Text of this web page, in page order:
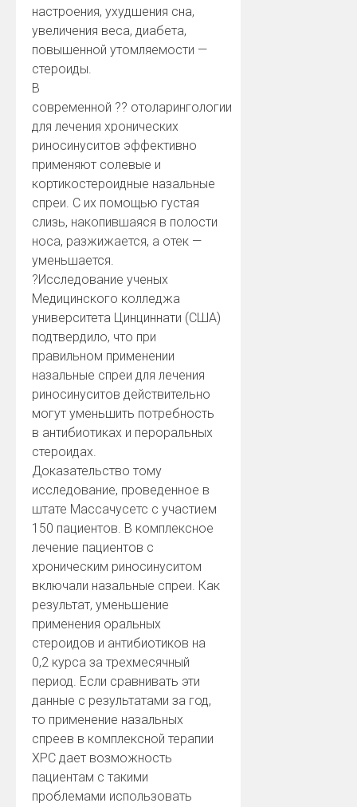
настроения, ухудшения сна,
увеличения веса, диабета,
повышенной утомляемости —
стероиды.
В
современной ?? отоларингологии
для лечения хронических
риносинуситов эффективно
применяют солевые и
кортикостероидные назальные
спреи. С их помощью густая
слизь, накопившаяся в полости
носа, разжижается, а отек —
уменьшается.
?Исследование ученых
Медицинского колледжа
университета Цинциннати (США)
подтвердило, что при
правильном применении
назальные спреи для лечения
риносинуситов действительно
могут уменьшить потребность
в антибиотиках и пероральных
стероидах.
Доказательство тому
исследование, проведенное в
штате Массачусетс с участием
150 пациентов. В комплексное
лечение пациентов с
хроническим риносинуситом
включали назальные спреи. Как
результат, уменьшение
применения оральных
стероидов и антибиотиков на
0,2 курса за трехмесячный
период. Если сравнивать эти
данные с результатами за год,
то применение назальных
спреев в комплексной терапии
ХРС дает возможность
пациентам с такими
проблемами использовать